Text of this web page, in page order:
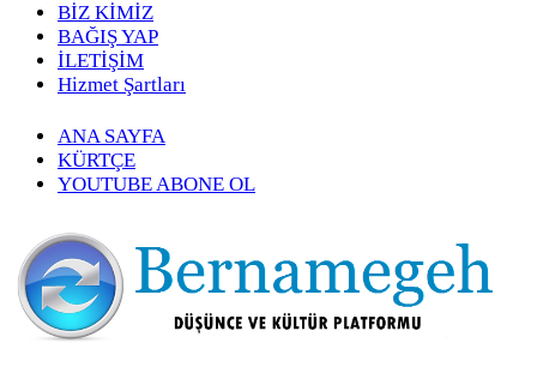
BİZ KİMİZ
BAĞIŞ YAP
İLETİŞİM
Hizmet Şartları
ANA SAYFA
KÜRTÇE
YOUTUBE ABONE OL